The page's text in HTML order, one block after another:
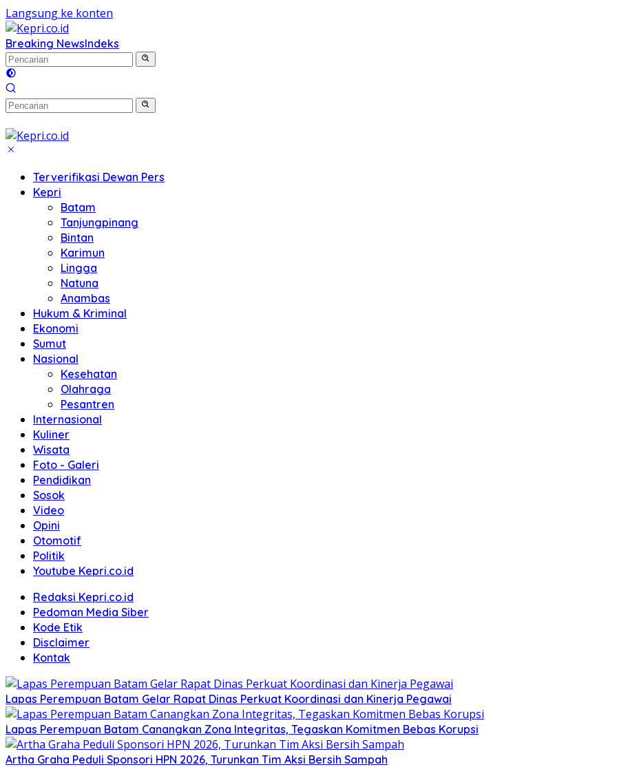
Langsung ke konten
Breaking NewsIndeks
Terverifikasi Dewan Pers
Kepri
Batam
Tanjungpinang
Bintan
Karimun
Lingga
Natuna
Anambas
Hukum & Kriminal
Ekonomi
Sumut
Nasional
Kesehatan
Olahraga
Pesantren
Internasional
Kuliner
Wisata
Foto - Galeri
Pendidikan
Sosok
Video
Opini
Otomotif
Politik
Youtube Kepri.co.id
Redaksi Kepri.co.id
Pedoman Media Siber
Kode Etik
Disclaimer
Kontak
Lapas Perempuan Batam Gelar Rapat Dinas Perkuat Koordinasi dan Kinerja Pegawai
Lapas Perempuan Batam Canangkan Zona Integritas, Tegaskan Komitmen Bebas Korupsi
Artha Graha Peduli Sponsori HPN 2026, Turunkan Tim Aksi Bersih Sampah